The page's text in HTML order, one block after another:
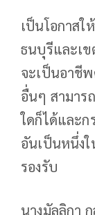
เป็นโอกาสใ
ธนบุรีและเข
จะเป็นอาชีพ
อื่นๆ สามาร
ใดก็ได้และ
อันเป็นหนึ่ง
รองรับ
นางมัลลิกา